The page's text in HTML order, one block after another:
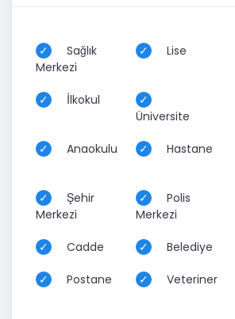
Sağlık
Merkezi
Lise
İlkokul
Üniversite
Anaokulu Hastane
Şehir
Merkezi
Polis
Merkezi
Cadde Belediye
Postane Veteriner